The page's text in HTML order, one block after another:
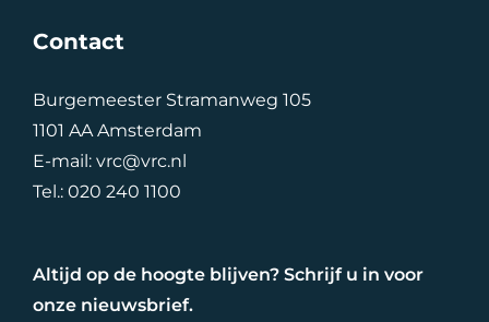
Contact
Burgemeester Stramanweg 105
1101 AA Amsterdam
E-mail:vrc@vrc.nl
Tel.:020 240 1100
Altijd op de hoogte blijven? Schrijf u in voor
onze nieuwsbrief.